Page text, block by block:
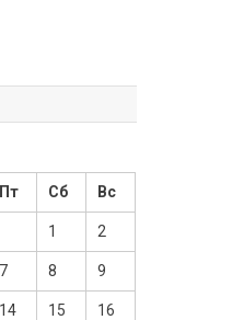
Пт Сб Вс
1 2
7 8 9
14 15 16